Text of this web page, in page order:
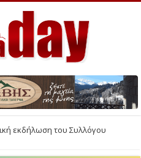
εκδήλωση του Συλλόγου